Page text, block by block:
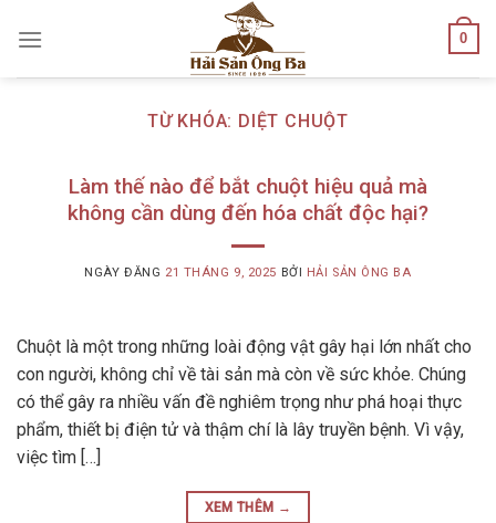
0
TỪ KHÓA: DIỆT CHUỘT
Làm thế nào để bắt chuột hiệu quả mà
không cần dùng đến hóa chất độc hại?
NGÀY ĐĂNG 21 THÁNG 9, 2025 BỞI HẢI SẢN ÔNG BA
Chuột là một trong những loài động vật gây hại lớn nhất cho
con người, không chỉ về tài sản mà còn về sức khỏe. Chúng
có thể gây ra nhiều vấn đề nghiêm trọng như phá hoại thực
phẩm, thiết bị điện tử và thậm chí là lây truyền bệnh. Vì vậy,
việc tìm […]
XEM THÊM →